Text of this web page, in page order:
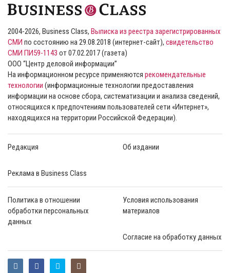
2004-2026, Business Class, Выписка из реестра зарегистрированных
СМИ по состоянию на 29.08.2018 (интернет-сайт), свидетельство
СМИ ПИ59-1143 от 07.02.2017 (газета)
ООО “Центр деловой информации”
На информационном ресурсе применяются рекомендательные
технологии (информационные технологии предоставления
информации на основе сбора, систематизации и анализа сведений,
относящихся к предпочтениям пользователей сети «Интернет»,
находящихся на территории Российской Федерации).
Редакция Об издании
Реклама в Business Class
Политика в отношении
обработки персональных
данных
Условия использования
материалов
Согласие на обработку данных